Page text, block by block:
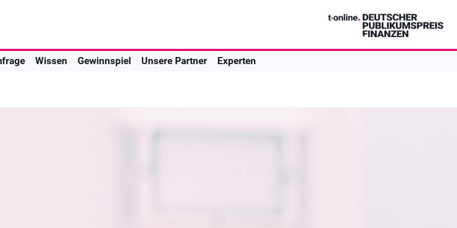
Wissen Gewinnspiel Unsere Partner Experten